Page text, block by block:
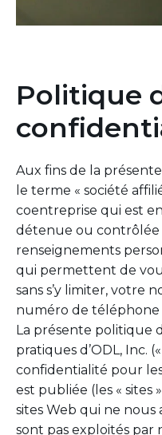
Politique
Aux fins de la
le terme « société
coentreprise qui est
détenue ou contrôlée
renseignements
qui permettent de
sans s’y limiter, votre
numéro de téléphone
La présente politique
pratiques d’ODL, Inc.
confidentialité pour
est publiée (les « sites
sites Web qui ne
sont pas exploités par